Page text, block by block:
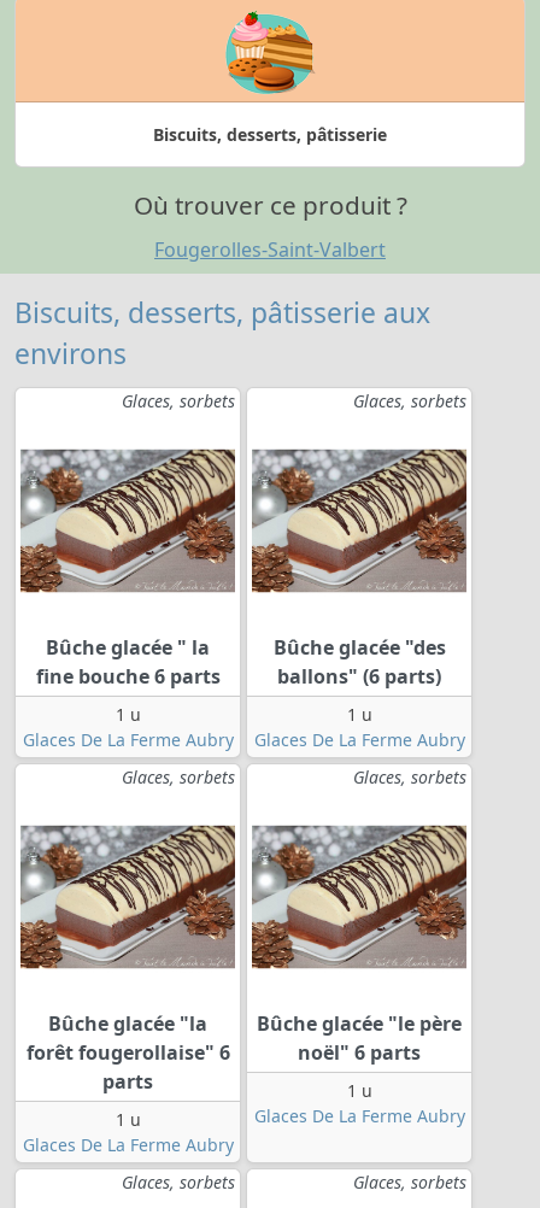
Biscuits, desserts, pâtisserie
Où trouver ce produit ?
Fougerolles-Saint-Valbert
Biscuits, desserts, pâtisserie aux
environs
Glaces, sorbets
Bûche glacée " la
fine bouche 6 parts
1 u
Glaces De La Ferme Aubry
Glaces, sorbets
Bûche glacée "des
ballons" (6 parts)
1 u
Glaces De La Ferme Aubry
Glaces, sorbets
Bûche glacée "la
forêt fougerollaise" 6
parts
1 u
Glaces De La Ferme Aubry
Glaces, sorbets
Bûche glacée "le père
noël" 6 parts
1 u
Glaces De La Ferme Aubry
Glaces, sorbets Glaces, sorbets